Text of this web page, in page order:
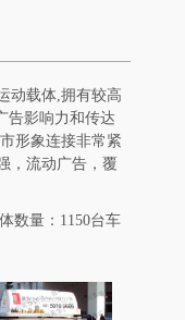
动载体,拥有较高
告影响力和传达
形象连接非常紧
，流动广告，覆
数量：1150台车